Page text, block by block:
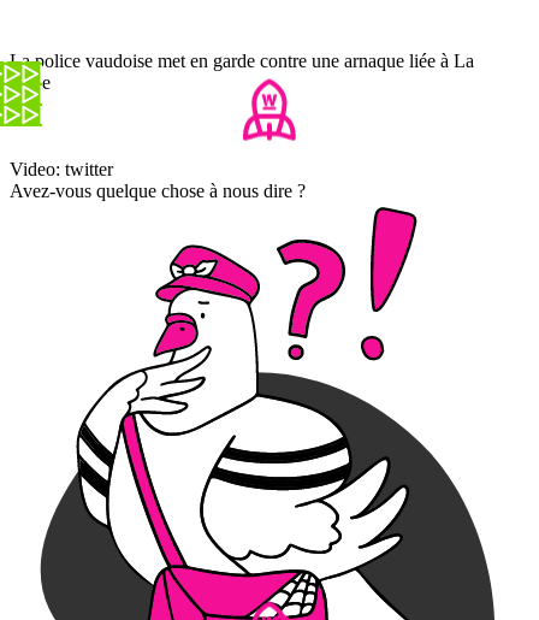
La police vaudoise met en garde contre une arnaque liée à La
Poste
Video: twitter
Avez-vous quelque chose à nous dire ?